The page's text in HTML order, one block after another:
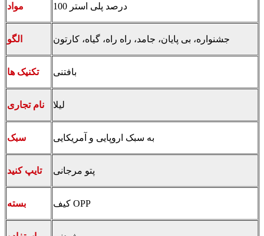
مواد 100 درصد پلی استر
الگو جشنواره، بی پایان، جامد، راه راه، گیاه، کارتون
تکنیک ها بافتنی
نام تجاری لیلا
سبک به سبک اروپایی و آمریکایی
تایپ کنید پتو مرجانی
بسته کیف OPP